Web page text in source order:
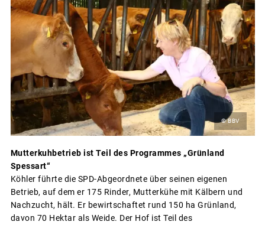
© BBV
Mutterkuhbetrieb ist Teil des Programmes „Grünland
Spessart“
Köhler führte die SPD-Abgeordnete über seinen eigenen
Betrieb, auf dem er 175 Rinder, Mutterkühe mit Kälbern und
Nachzucht, hält. Er bewirtschaftet rund 150 ha Grünland,
davon 70 Hektar als Weide. Der Hof ist Teil des